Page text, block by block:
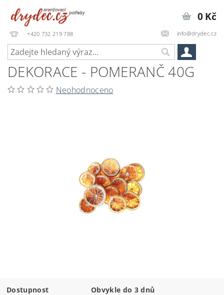
+420 732 219 788 info@drydec.cz
0 Kč
DEKORACE - POMERANČ 40G
Neohodnoceno
Dostupnost Obvykle do 3 dnů